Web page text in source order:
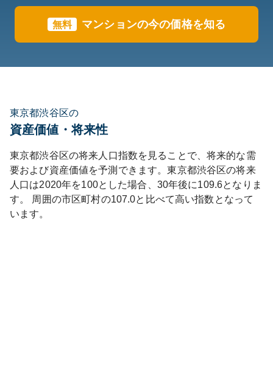
無料 マンションの今の価格を知る
東京都渋谷区の
資産価値・将来性
東京都渋谷区の将来人口指数を見ることで、将来的な需
要および資産価値を予測できます。東京都渋谷区の将来
人口は2020年を100とした場合、30年後に109.6となりま
す。
周囲の市区町村の107.0と比べて高い指数となって
います。